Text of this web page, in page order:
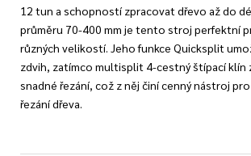
12 tun a schopností zpracovat dřevo až do
průměru 70-400 mm je tento stroj perfektní
různých velikostí. Jeho funkce Quicksplit
zdvih, zatímco multisplit 4-cestný štípací klín
snadné řezání, což z něj činí cenný nástroj
řezání dřeva.